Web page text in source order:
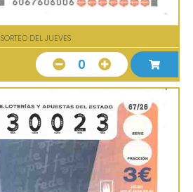
SORTEO DEL JUEVES
0